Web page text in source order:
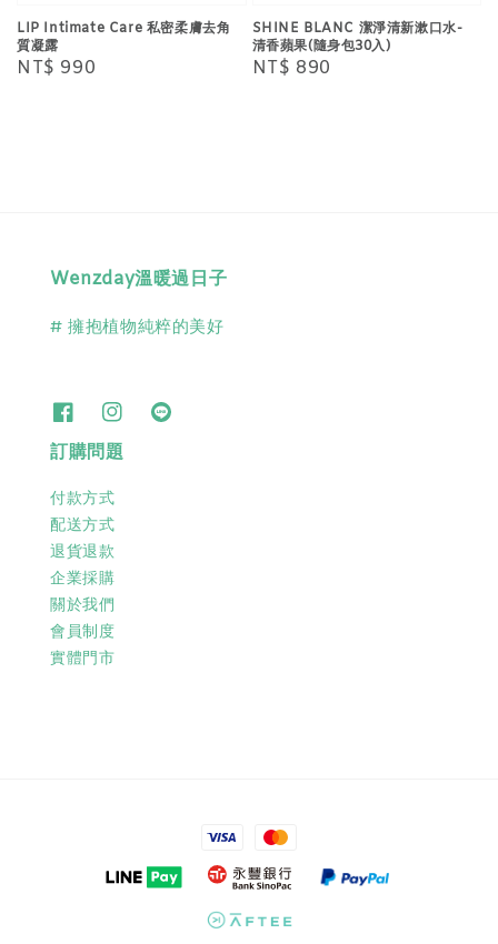
LIP Intimate Care 私密柔膚去角
質凝露
Regular
NT$ 990
SHINE BLANC 潔淨清新漱口水-
清香蘋果(隨身包30入)
Regular
NT$ 890
Wenzday溫暖過日子
# 擁抱植物純粹的美好
訂購問題
付款方式
配送方式
退貨退款
企業採購
關於我們
會員制度
實體門市